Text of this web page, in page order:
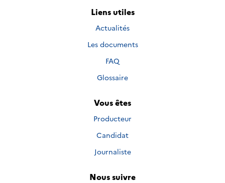
Liens utiles
Actualités
Les documents
FAQ
Glossaire
Vous êtes
Producteur
Candidat
Journaliste
Nous suivre